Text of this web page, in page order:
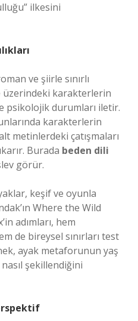
ilkesini
ve şiirle sınırlı
üzerindeki karakterlerin
psikolojik durumları iletir.
karakterlerin
metinlerdeki çatışmaları
Burada beden dili
görür.
keşif ve oyunla
Where the Wild
adımları, hem
de bireysel sınırları test
ayak metaforunun yaş
şekillendiğini